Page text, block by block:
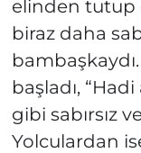
elinden tutup
biraz daha
başladı,
gibi sabırsız
Yolculardan